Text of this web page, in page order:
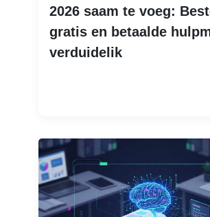
2026 saam te voeg:
gratis en betaalde
verduidelik